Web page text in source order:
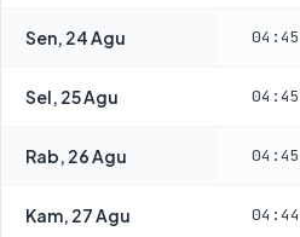
Sen, 24 Agu 04:45
Sel, 25 Agu 04:45
Rab, 26 Agu 04:45
Kam, 27 Agu 04:44